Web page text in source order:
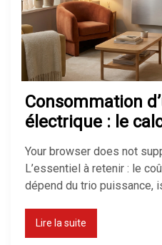
Consommation
électrique : le
Your browser does not
L’essentiel à retenir : le
dépend du trio puissance,
Lire la suite